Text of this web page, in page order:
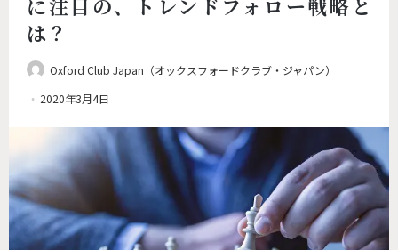
に注目の、トレンドフォロー戦略と
は？
Oxford Club Japan（オックスフォードクラブ・ジャパン）
2020年3月4日